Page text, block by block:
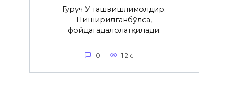
Гуруч У ташвишлимолдир.
Пиширилганбўлса,
фойдагадалолатқилади.
0 1.2к.